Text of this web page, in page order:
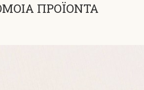
ΠΡΟΪΟΝΤΑ